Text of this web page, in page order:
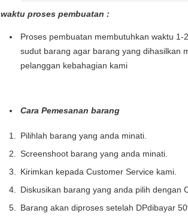
waktu proses pembuatan :
Proses pembuatan membutuhkan waktu
sudut barang agar barang yang dihasilkan
pelanggan kebahagian kami
Cara Pemesanan barang
Pilihlah barang yang anda minati.
Screenshoot barang yang anda minati.
Kirimkan kepada Customer Service kami.
Diskusikan barang yang anda pilih dengan
Barang akan diproses setelah DPdibayar